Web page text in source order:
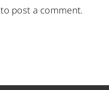
to post a comment.